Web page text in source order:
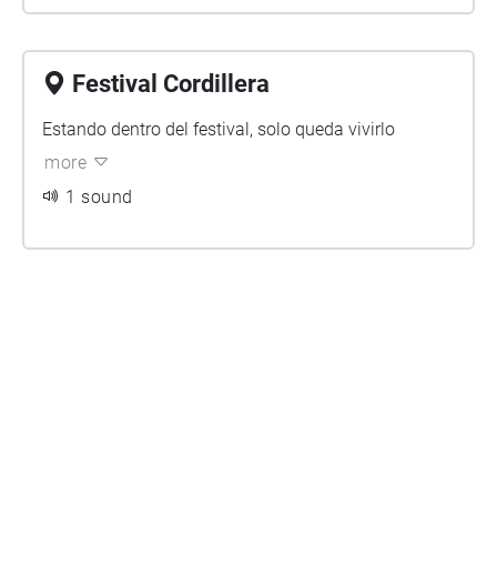
Festival Cordillera
Estando dentro del festival, solo queda vivirlo
more
1 sound